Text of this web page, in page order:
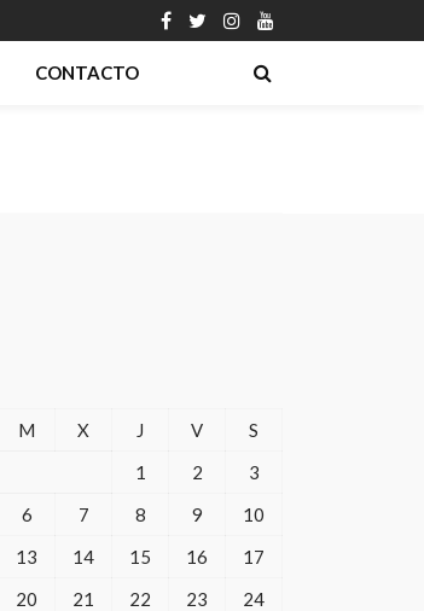
CONTACTO
M X J V
S
1
2
3
6 7 8 9
10
13 14 15 16
17
20 21 22 23
24